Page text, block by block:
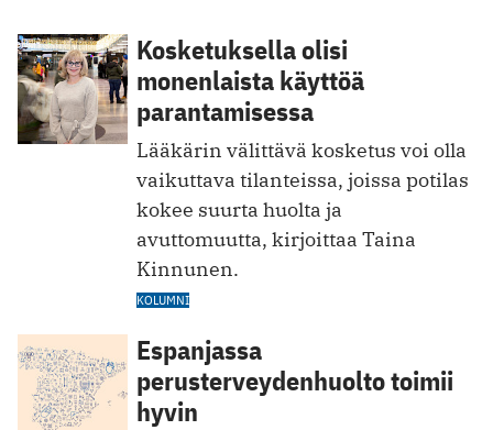
Kosketuksella olisi
monenlaista käyttöä
parantamisessa
Lääkärin välittävä kosketus voi olla
vaikuttava tilanteissa, joissa potilas
kokee suurta huolta ja
avuttomuutta, kirjoittaa Taina
Kinnunen.
KOLUMNI
Espanjassa
perusterveydenhuolto toimii
hyvin